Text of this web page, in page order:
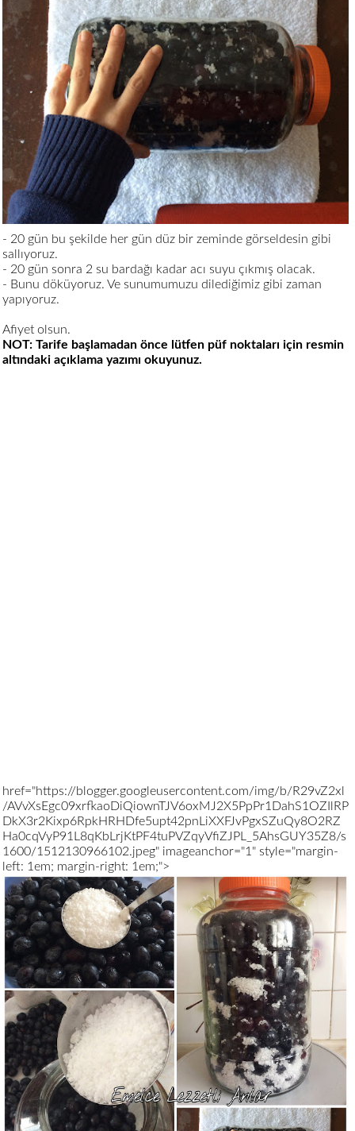
- 20 gün bu şekilde her gün düz bir zeminde görseldesin gibi
sallıyoruz.
- 20 gün sonra 2 su bardağı kadar acı suyu çıkmış olacak.
- Bunu döküyoruz. Ve sunumumuzu dilediğimiz gibi zaman
yapıyoruz.
Afiyet olsun.
NOT: Tarife başlamadan önce lütfen püf noktaları için resmin
altındaki açıklama yazımı okuyunuz.
href="https://blogger.googleusercontent.com/img/b/R29vZ2xl
/AVvXsEgc09xrfkaoDiQiownTJV6oxMJ2X5PpPr1DahS1OZIlRP
DkX3r2Kixp6RpkHRHDfe5upt42pnLiXXFJvPgxSZuQy8O2RZ
Ha0cqVyP91L8qKbLrjKtPF4tuPVZqyVfiZJPL_5AhsGUY35Z8/s
1600/1512130966102.jpeg" imageanchor="1" style="margin-
left: 1em; margin-right: 1em;">